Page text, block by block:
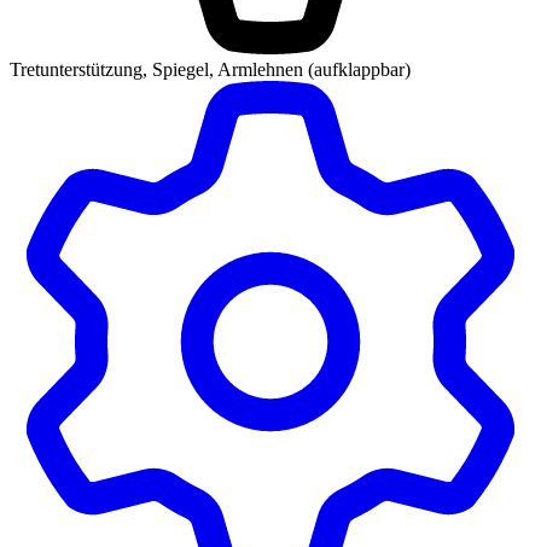
Tretunterstützung, Spiegel, Armlehnen (aufklappbar)